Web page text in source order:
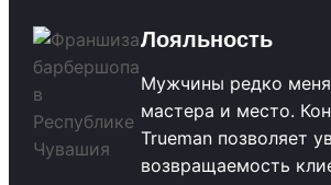
Лояльность
Мужчины редко
мастера и место.
Trueman позволяет
возвращаемость